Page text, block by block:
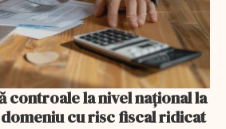
controale la nivel naţional la
cu risc fiscal ridicat